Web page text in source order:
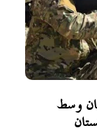
وسط